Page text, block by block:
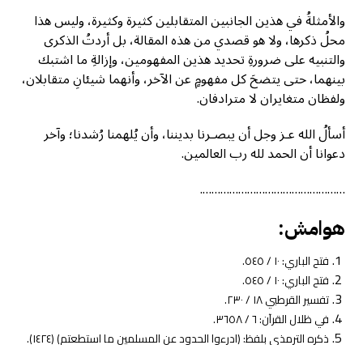
والأمثلةُ في هذين الجانبين المتقابلين كثيرة وكثيرة، وليس هذا
محلُ ذكرها، ولا هو قصدي من هذه المقالة، بل أردتُ الذكرى
والتنبيه على ضرورةِ تحديد هذين المفهومين، وإزالةِ ما اشتبك
بينهما، حتى يتضحَ كل مفهومٍ عن الآخر، وأنهما شيئانِ متقابلان،
ولفظان متغايران لا مترادفان.
أسألُ الله عـز وجل أن يبصـرنا بديننا، وأن يُلهمنا رُشدنا؛ وآخر
دعوانا أن الحمد لله رب العالمين.
………………………………………….
هوامش:
فتح الباري: ١٠ / ٥٤٥.
فتح الباري: ١٠ / ٥٤٥.
تفسير القرطبي ١٨ / ٢٣٠.
في ظلال القرآن: ٦ / ٣٦٥٨.
ذكره الترمذي بلفظ: (ادرءوا الحدود عن المسلمين ما استطعتم) (١٤٢٤).